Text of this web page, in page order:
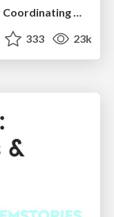
Distributed Sagas: A Protocol for Coordinating Microservices
333 23k